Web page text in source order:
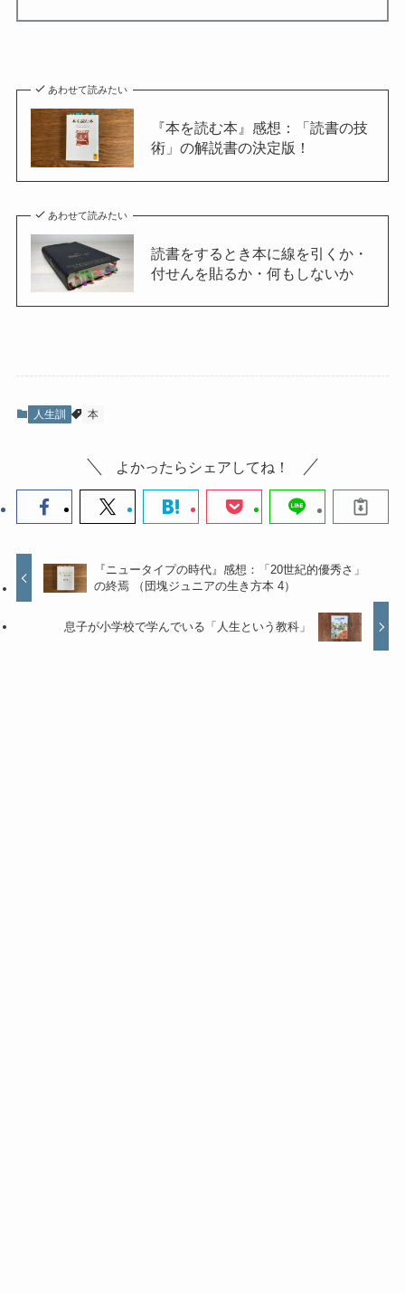
あわせて読みたい
『本を読む本』感想：「読書の技
術」の解説書の決定版！
あわせて読みたい
読書をするとき本に線を引くか・
付せんを貼るか・何もしないか
人生訓 本
よかったらシェアしてね！
『ニュータイプの時代』感想：「20世紀的優秀さ」
の終焉 （団塊ジュニアの生き方本 4）
息子が小学校で学んでいる「人生という教科」